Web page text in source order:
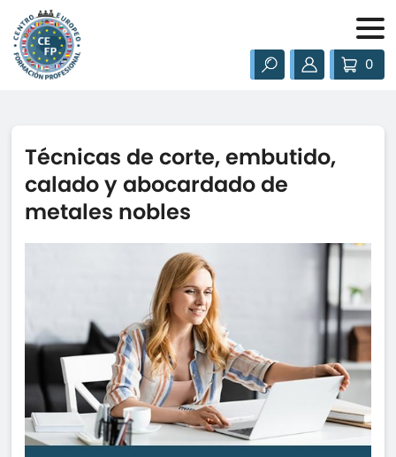
0
Técnicas de corte, embutido,
calado y abocardado de
metales nobles